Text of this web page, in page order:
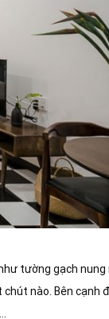
tường gạch
nào. Bên cạnh